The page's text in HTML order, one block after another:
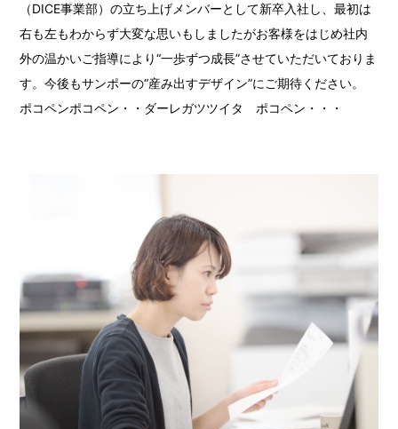
（DICE事業部）の立ち上げメンバーとして新卒入社し、最初は
右も左もわからず大変な思いもしましたがお客様をはじめ社内
外の温かいご指導により“一歩ずつ成長”させていただいておりま
す。今後もサンポーの“産み出すデザイン”にご期待ください。
ポコペンポコペン・・ダーレガツツイタ ポコペン・・・